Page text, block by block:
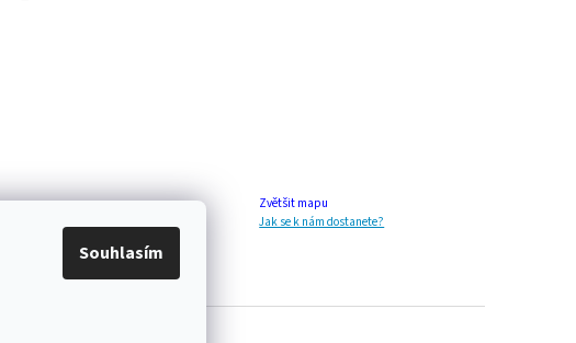
Souhlasím
Zvětšit mapu
Jak se k nám dostanete?